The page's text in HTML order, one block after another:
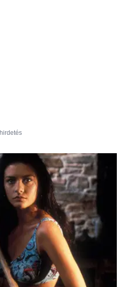
hirdetés